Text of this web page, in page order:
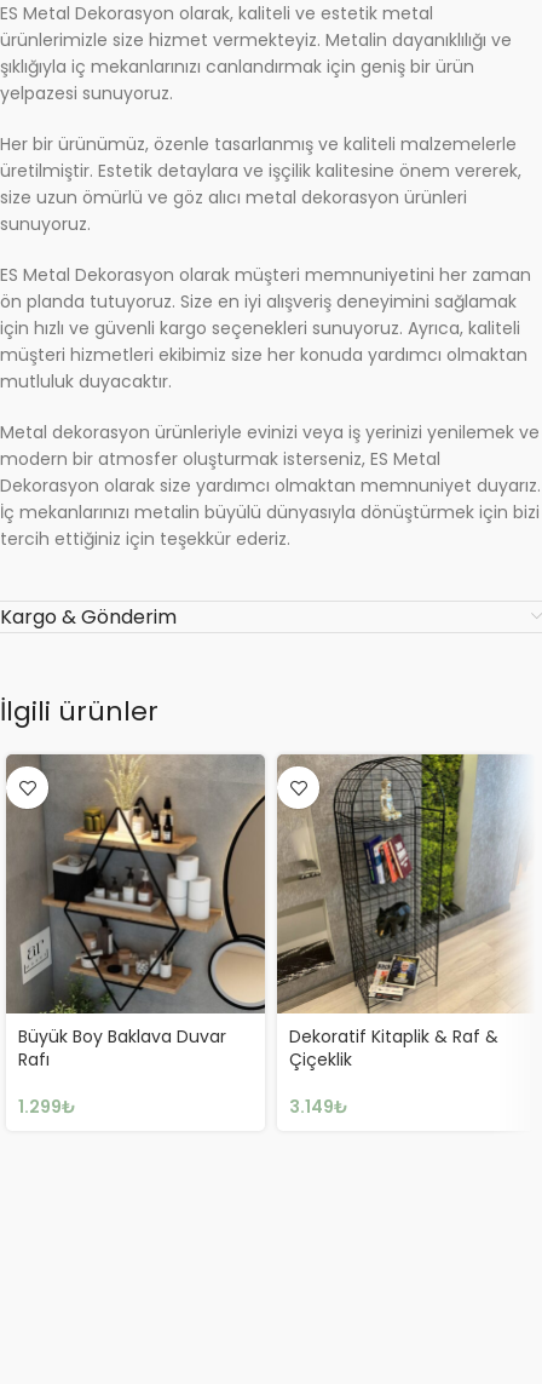
ES Metal Dekorasyon olarak, kaliteli ve estetik metal
ürünlerimizle size hizmet vermekteyiz. Metalin dayanıklılığı ve
şıklığıyla iç mekanlarınızı canlandırmak için geniş bir ürün
yelpazesi sunuyoruz.
Her bir ürünümüz, özenle tasarlanmış ve kaliteli malzemelerle
üretilmiştir. Estetik detaylara ve işçilik kalitesine önem vererek,
size uzun ömürlü ve göz alıcı metal dekorasyon ürünleri
sunuyoruz.
ES Metal Dekorasyon olarak müşteri memnuniyetini her zaman
ön planda tutuyoruz. Size en iyi alışveriş deneyimini sağlamak
için hızlı ve güvenli kargo seçenekleri sunuyoruz. Ayrıca, kaliteli
müşteri hizmetleri ekibimiz size her konuda yardımcı olmaktan
mutluluk duyacaktır.
Metal dekorasyon ürünleriyle evinizi veya iş yerinizi yenilemek ve
modern bir atmosfer oluşturmak isterseniz, ES Metal
Dekorasyon olarak size yardımcı olmaktan memnuniyet duyarız.
İç mekanlarınızı metalin büyülü dünyasıyla dönüştürmek için bizi
tercih ettiğiniz için teşekkür ederiz.
Kargo & Gönderim
İlgili ürünler
Büyük Boy Baklava Duvar
Rafı
1.299₺
Dekoratif Kitaplik & Raf &
Çiçeklik
3.149₺